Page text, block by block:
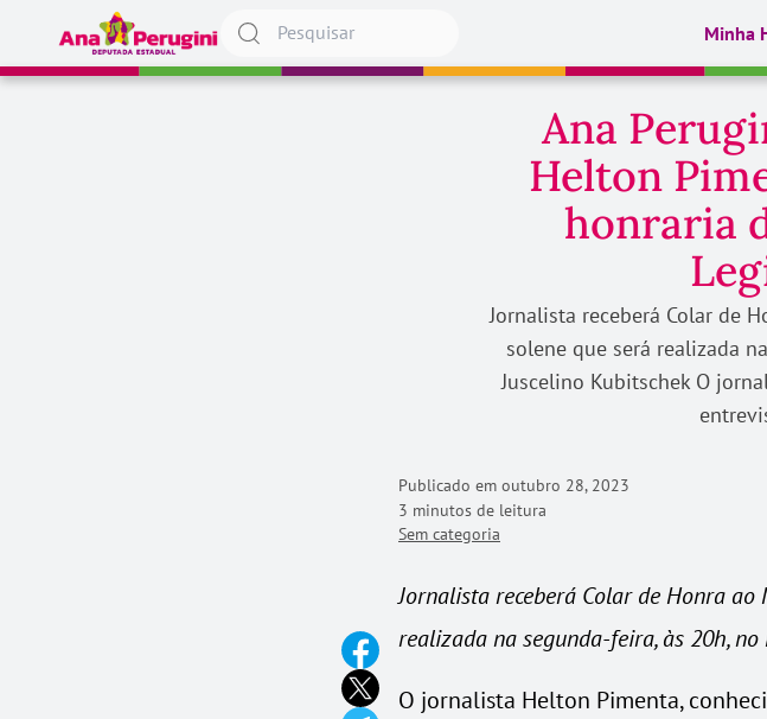
Pular para o conteúdo
Minha
Ana
Helton
honraria
Jornalista receberá Colar de
solene que será realizada
Juscelino Kubitschek O
Publicado em outubro 28, 2023
3 minutos de leitura
Sem categoria
Jornalista receberá Colar de Honra
realizada na segunda-feira, às 20h,
O jornalista Helton Pimenta,